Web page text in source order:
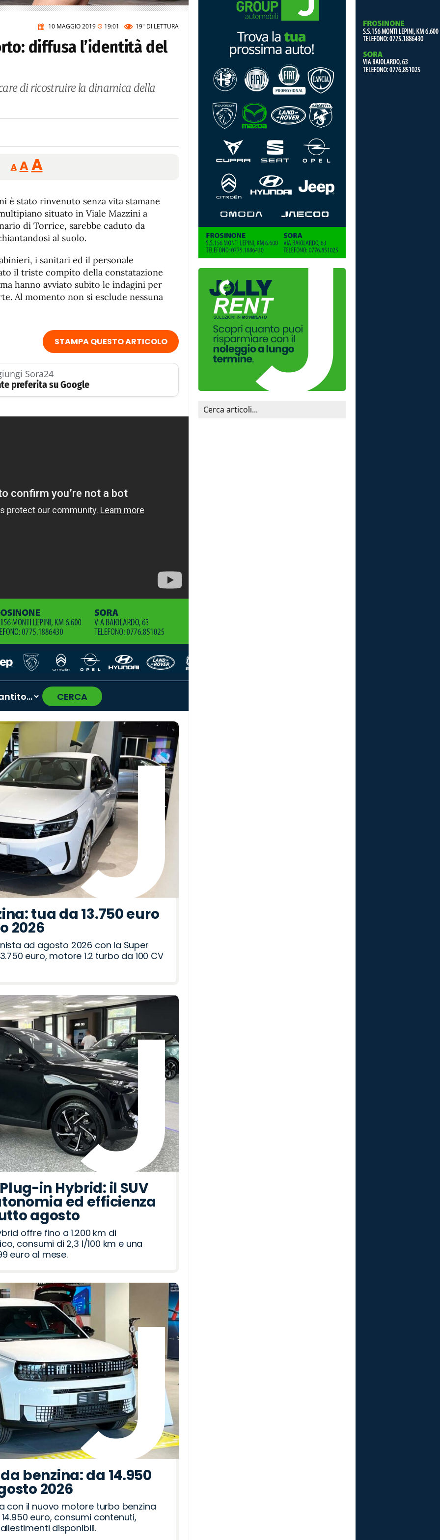
10 MAGGIO 2019 19:01 19" DI LETTURA
diffusa l’identità del
di ricostruire la dinamica della
A
Reducir
tamaño
A Restablecer
tamaño
de
fuente
AAumentar
de
fuente.
è stato rinvenuto senza vita stamane
situato in Viale Mazzini a
di Torrice, sarebbe caduto da
al suolo.
i sanitari ed il personale
il triste compito della constatazione
hanno avviato subito le indagini per
Al momento non si esclude nessuna
STAMPA QUESTO ARTICOLO
Sora24
preferita su Google
CERCA
›
tua da 13.750 euro
2026
ad agosto 2026 con la Super
euro, motore 1.2 turbo da 100 CV
in Hybrid: il SUV
ed efficienza
agosto
offre fino a 1.200 km di
consumi di 2,3 l/100 km e una
euro al mese.
benzina: da 14.950
2026
con il nuovo motore turbo benzina
euro, consumi contenuti,
disponibili.